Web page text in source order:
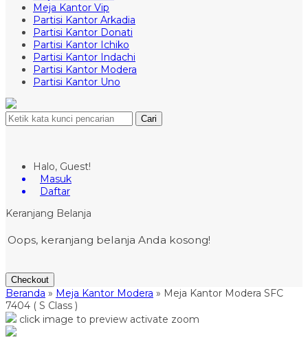
Meja Kantor Vip
Partisi Kantor Arkadia
Partisi Kantor Donati
Partisi Kantor Ichiko
Partisi Kantor Indachi
Partisi Kantor Modera
Partisi Kantor Uno
Cari
Halo, Guest!
Masuk
Daftar
Keranjang Belanja
Oops, keranjang belanja Anda kosong!
Checkout
Beranda » Meja Kantor Modera » Meja Kantor Modera SFC
7404 ( S Class )
click image to preview activate zoom